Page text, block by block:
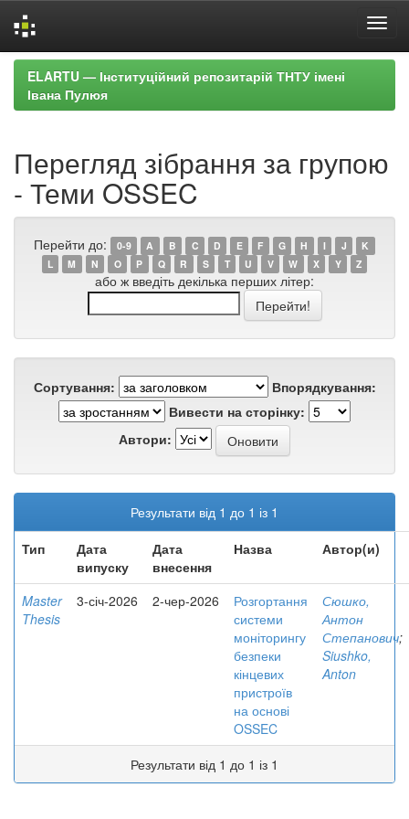
Skip
navigation
ELARTU — Інституційний репозитарій ТНТУ імені
Івана Пулюя
Перегляд зібрання за групою
- Теми OSSEC
Перейти до: 0-9 A B C D E F G H I J
K
L
M N O P Q R S T U V W X Y Z
або ж введіть декілька перших літер:
Сортування:
Впорядкування:
Вивести на сторінку:
Автори:
Результати від 1 до 1 із 1
Тип
Дата
випуску
Дата
внесення
Назва Автор(и)
Master
Thesis
3-січ-2026 2-чер-2026
Розгортання
системи
моніторингу
безпеки
кінцевих
пристроїв
на основі
OSSEC
Сюшко,
Антон
Степанович;
Siushko,
Anton
Результати від 1 до 1 із 1